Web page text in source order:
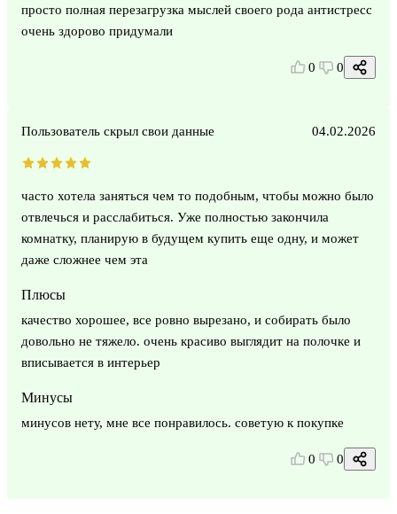
просто полная перезагрузка мыслей своего рода антистресс
очень здорово придумали
0 0
Пользователь скрыл свои данные 04.02.2026
часто хотела заняться чем то подобным, чтобы можно было
отвлечься и расслабиться. Уже полностью закончила
комнатку, планирую в будущем купить еще одну, и может
даже сложнее чем эта
Плюсы
качество хорошее, все ровно вырезано, и собирать было
довольно не тяжело. очень красиво выглядит на полочке и
вписывается в интерьер
Минусы
минусов нету, мне все понравилось. советую к покупке
0 0